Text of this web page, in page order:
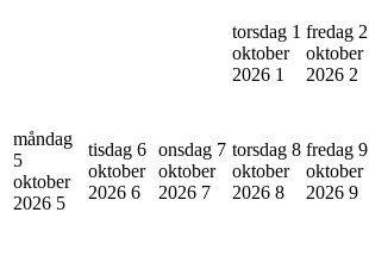
torsdag 1
oktober
2026 1
fredag 2
oktober
2026 2
måndag
5
oktober
2026 5
tisdag 6
oktober
2026 6
onsdag 7
oktober
2026 7
torsdag 8
oktober
2026 8
fredag 9
oktober
2026 9